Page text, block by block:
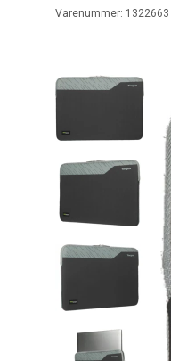
Varenummer: 1322663